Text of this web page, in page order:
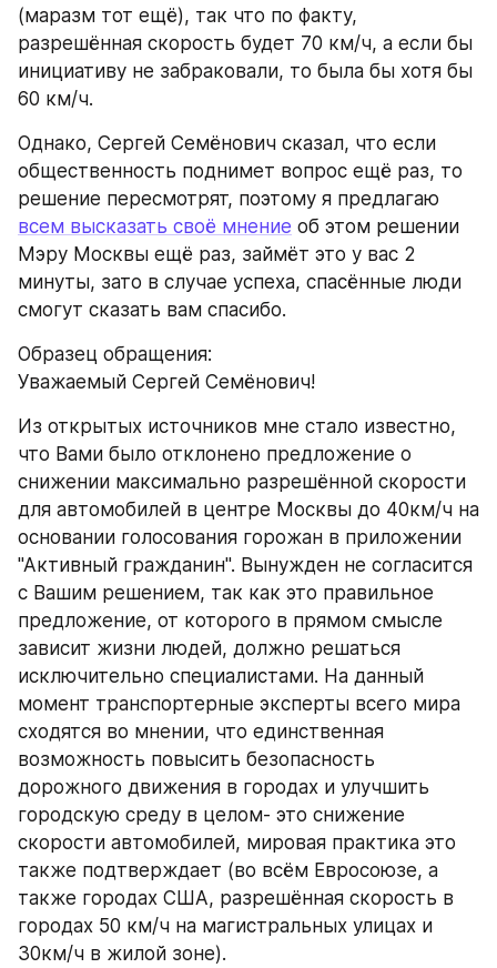
(маразм тот ещё), так что по факту,
разрешённая скорость будет 70 км/ч, а если бы
инициативу не забраковали, то была бы хотя бы
60 км/ч.
Однако, Сергей Семёнович сказал, что если
общественность поднимет вопрос ещё раз, то
всем высказать своё мнение об этом решении
Мэру Москвы ещё раз, займёт это у вас 2
минуты, зато в случае успеха, спасённые люди
смогут сказать вам спасибо.
Образец обращения:
Уважаемый Сергей Семёнович!
Из открытых источников мне стало известно,
что Вами было отклонено предложение о
снижении максимально разрешённой скорости
для автомобилей в центре Москвы до 40км/ч на
основании голосования горожан в приложении
"Активный гражданин". Вынужден не согласится
с Вашим решением, так как это правильное
предложение, от которого в прямом смысле
зависит жизни людей, должно решаться
исключительно специалистами. На данный
момент транспортерные эксперты всего мира
сходятся во мнении, что единственная
возможность повысить безопасность
дорожного движения в городах и улучшить
городскую среду в целом- это снижение
скорости автомобилей, мировая практика это
также подтверждает (во всём Евросоюзе, а
также городах США, разрешённая скорость в
городах 50 км/ч на магистральных улицах и
30км/ч в жилой зоне).